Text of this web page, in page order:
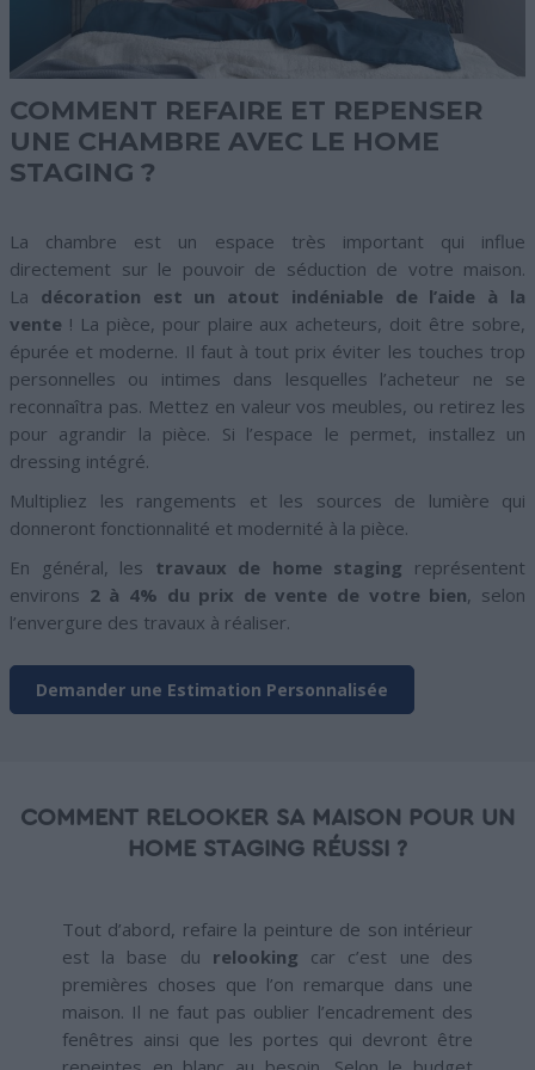
COMMENT REFAIRE ET REPENSER
UNE CHAMBRE AVEC LE HOME
STAGING ?
La chambre est un espace très important qui influe
directement sur le pouvoir de séduction de votre maison.
La décoration est un atout indéniable de l’aide à la
vente ! La pièce, pour plaire aux acheteurs, doit être sobre,
épurée et moderne. Il faut à tout prix éviter les touches trop
personnelles ou intimes dans lesquelles l’acheteur ne se
reconnaîtra pas. Mettez en valeur vos meubles, ou retirez les
pour agrandir la pièce. Si l’espace le permet, installez un
dressing intégré.
Multipliez les rangements et les sources de lumière qui
donneront fonctionnalité et modernité à la pièce.
En général, les travaux de home staging représentent
environs 2 à 4% du prix de vente de votre bien, selon
l’envergure des travaux à réaliser.
Demander une Estimation Personnalisée
COMMENT RELOOKER SA MAISON POUR UN
HOME STAGING RÉUSSI ?
Tout d’abord, refaire la peinture de son intérieur
est la base du relooking car c’est une des
premières choses que l’on remarque dans une
maison. Il ne faut pas oublier l’encadrement des
fenêtres ainsi que les portes qui devront être